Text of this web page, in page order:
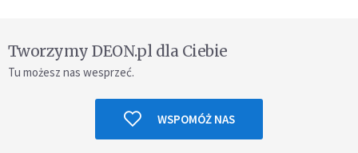
Tworzymy DEON.pl dla Ciebie
Tu możesz nas wesprzeć.
WSPOMÓŻ NAS